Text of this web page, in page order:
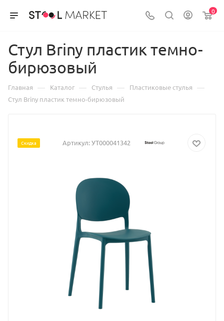
0
Стул Briny пластик темно-
бирюзовый
Главная — Каталог — Стулья — Пластиковые стулья —
Стул Briny пластик темно-бирюзовый
Скидка Артикул:УТ000041342